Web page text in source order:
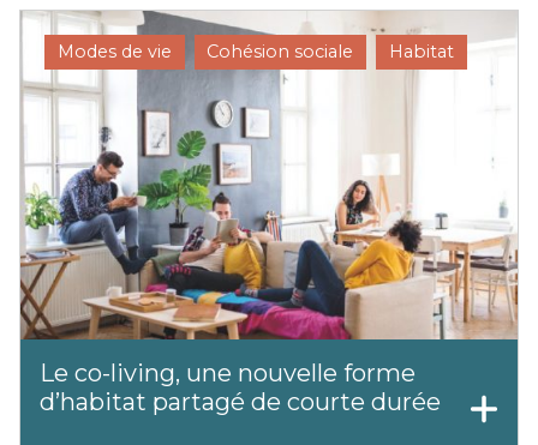
Modes de vie Cohésion sociale Habitat
Le co-living, une nouvelle forme
d’habitat partagé de courte durée